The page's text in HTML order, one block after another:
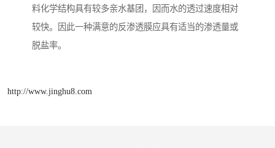
料化学结构具有较多亲水基团，因而水的透过速度相对
较快。因此一种满意的反渗透膜应具有适当的渗透量或
脱盐率。
http://www.jinghu8.com